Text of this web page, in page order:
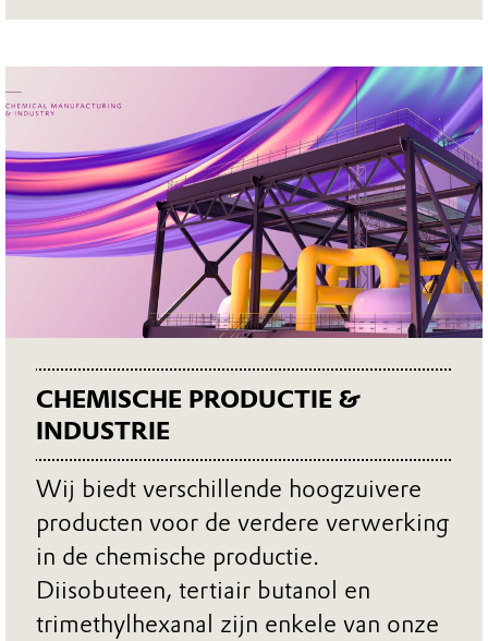
CHEMISCHE PRODUCTIE &
INDUSTRIE
Wij biedt verschillende hoogzuivere
producten voor de verdere verwerking
in de chemische productie.
Diisobuteen, tertiair butanol en
trimethylhexanal zijn enkele van onze